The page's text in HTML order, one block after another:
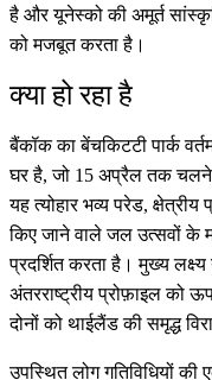
है और यूनेस्को की अमूर्त
को मजबूत करता है।
क्या हो रहा है
बैंकॉक का बेंचकिटटी पार्क
घर है, जो 15 अप्रैल तक चलने
यह त्योहार भव्य परेड,
किए जाने वाले जल उत्सवों के
प्रदर्शित करता है। मुख्य लक्ष्य
अंतरराष्ट्रीय प्रोफ़ाइल को
दोनों को थाईलैंड की समृद्ध
उपस्थित लोग गतिविधियों